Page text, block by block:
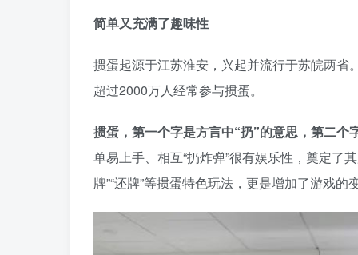
简单又充满了趣味性
掼蛋起源于江苏淮安，兴起并流行于苏皖两
超过2000万人经常参与掼蛋。
掼蛋，第一个字是方言中“扔”的意思，第二个
单易上手、相互“扔炸弹”很有娱乐性，奠定了
牌”“还牌”等掼蛋特色玩法，更是增加了游戏